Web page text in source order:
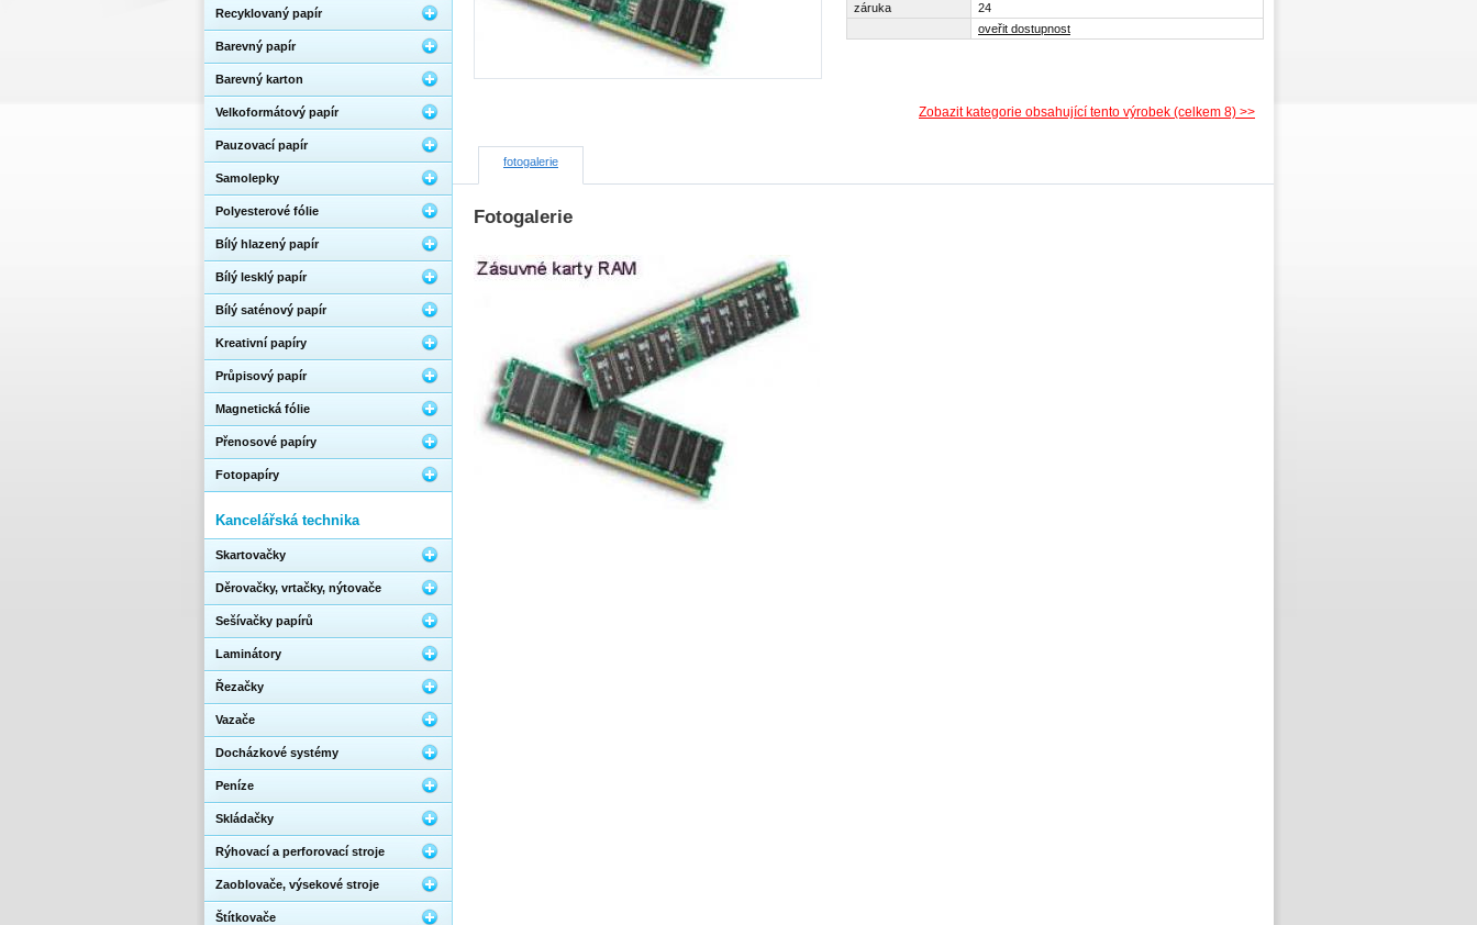
záruka
24
oveřit dostupnost
Zobazit kategorie obsahující tento výrobek (celkem 8) >>
fotogalerie
Fotogalerie
Recyklovaný papír
Barevný papír
Barevný karton
Velkoformátový papír
Pauzovací papír
Samolepky
Polyesterové fólie
Bílý hlazený papír
Bílý lesklý papír
Bílý saténový papír
Kreativní papíry
Průpisový papír
Magnetická fólie
Přenosové papíry
Fotopapíry
Kancelářská technika
Skartovačky
Děrovačky, vrtačky, nýtovače
Sešívačky papírů
Laminátory
Řezačky
Vazače
Docházkové systémy
Peníze
Skládačky
Rýhovací a perforovací stroje
Zaoblovače, výsekové stroje
Štítkovače